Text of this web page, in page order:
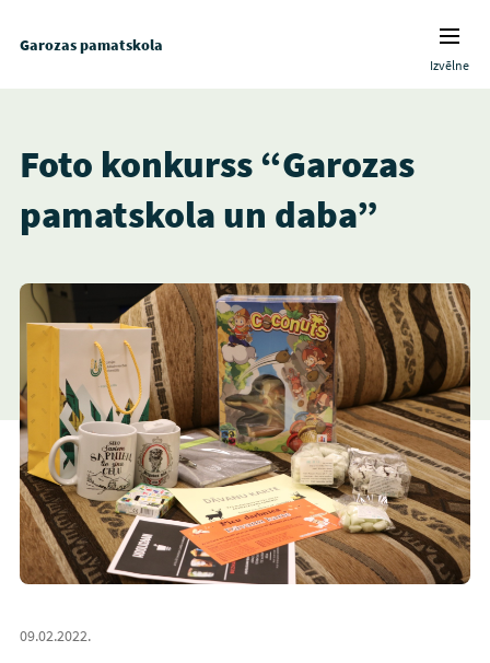
Garozas pamatskola
Izvēlne
Foto konkurss “Garozas
pamatskola un daba”
09.02.2022.